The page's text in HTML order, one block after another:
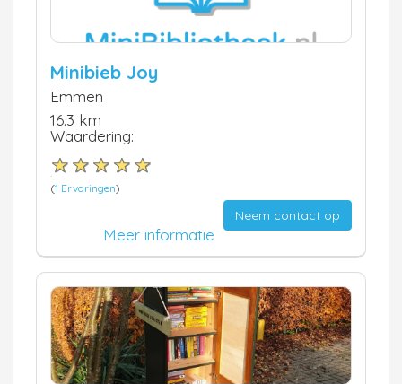
Minibieb Joy
Emmen
16.3 km
Waardering:
(1 Ervaringen)
Neem contact op
Meer informatie